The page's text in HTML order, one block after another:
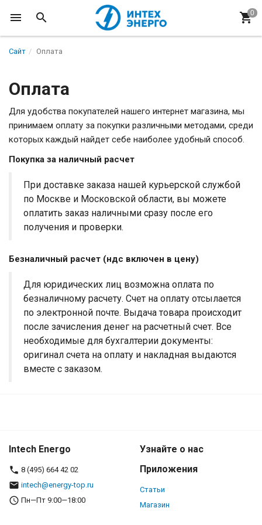
Сайт Оплата
Оплата
Для удобства покупателей нашего интернет магазина, мы
принимаем оплату за покупки различными методами, среди
которых каждый найдет себе наиболее удобный способ.
Покупка за наличный расчет
При доставке заказа нашей курьерской службой
по Москве и Московской области, вы можете
оплатить заказ наличными сразу после его
получения и проверки.
Безналичный расчет (ндс включен в цену)
Для юридических лиц возможна оплата по
безналичному расчету. Счет на оплату отсылается
по электронной почте. Выдача товара происходит
после зачисления денег на расчетный счет. Все
необходимые для бухгалтерии документы:
оригинал счета на оплату и накладная выдаются
вместе с заказом.
Intech Energo
8 (495) 664 42 02
intech@energy-top.ru
Пн—Пт 9:00—18:00
Узнайте о нас
Приложения
Статьи
Магазин